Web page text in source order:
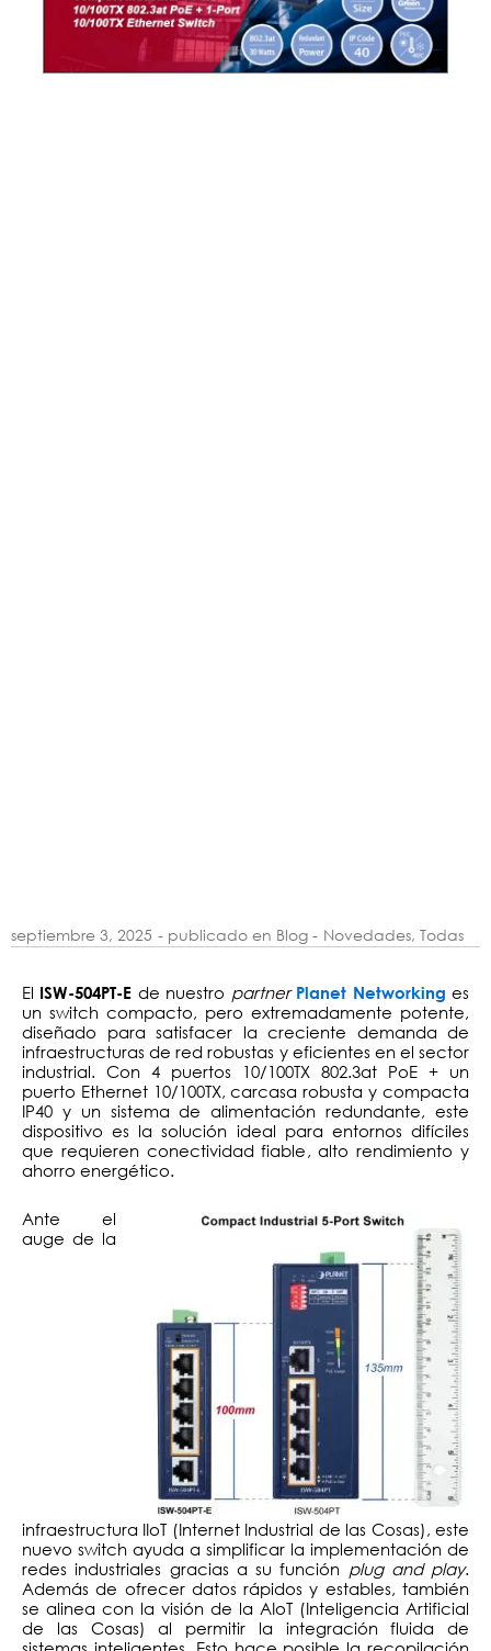
septiembre 3, 2025 - publicado en Blog - Novedades, Todas
El ISW-504PT-E de nuestro partner Planet Networkinges
un switch compacto, pero extremadamente potente,
diseñado para satisfacer la creciente demanda de
infraestructuras de red robustas y eficientes en el sector
industrial. Con 4 puertos 10/100TX 802.3at PoE + un
puerto Ethernet 10/100TX, carcasa robusta y compacta
IP40 y un sistema de alimentación redundante, este
dispositivo es la solución ideal para entornos difíciles
que requieren conectividad fiable, alto rendimiento y
ahorro energético.
Ante el
auge de la
infraestructura IIoT (Internet Industrial de las Cosas), este
nuevo switch ayuda a simplificar la implementación de
redes industriales gracias a su función plug and play.
Además de ofrecer datos rápidos y estables, también
se alinea con la visión de la AIoT (Inteligencia Artificial
de las Cosas) al permitir la integración fluida de